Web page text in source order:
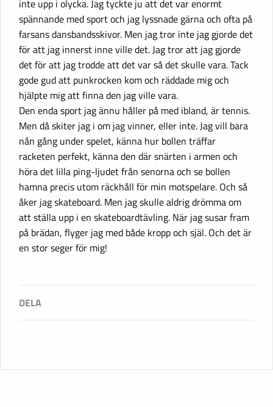
inte upp i olycka. Jag tyckte ju att det var enormt
spännande med sport och jag lyssnade gärna och ofta på
farsans dansbandsskivor. Men jag tror inte jag gjorde det
för att jag innerst inne ville det. Jag tror att jag gjorde
det för att jag trodde att det var så det skulle vara. Tack
gode gud att punkrocken kom och räddade mig och
hjälpte mig att finna den jag ville vara.
Den enda sport jag ännu håller på med ibland, är tennis.
Men då skiter jag i om jag vinner, eller inte. Jag vill bara
nån gång under spelet, känna hur bollen träffar
racketen perfekt, känna den där snärten i armen och
höra det lilla ping-ljudet från senorna och se bollen
hamna precis utom räckhåll för min motspelare. Och så
åker jag skateboard. Men jag skulle aldrig drömma om
att ställa upp i en skateboardtävling. När jag susar fram
på brädan, flyger jag med både kropp och själ. Och det är
en stor seger för mig!